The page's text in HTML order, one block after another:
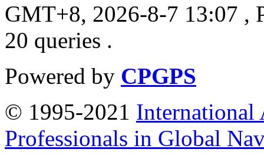
GMT+8, 2026-8-7 13:07 ,
20 queries .
Powered by CPGPS
© 1995-2021 International
Professionals in Global